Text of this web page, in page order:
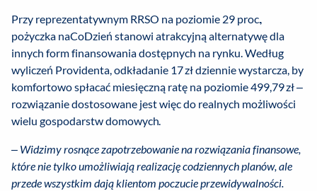
Przy reprezentatywnym RRSO na poziomie 29 proc.,
pożyczka naCoDzień stanowi atrakcyjną alternatywę dla
innych form finansowania dostępnych na rynku. Według
wyliczeń Providenta, odkładanie 17 zł dziennie wystarcza, by
komfortowo spłacać miesięczną ratę na poziomie 499,79 zł –
rozwiązanie dostosowane jest więc do realnych możliwości
wielu gospodarstw domowych.
– Widzimy rosnące zapotrzebowanie na rozwiązania finansowe,
które nie tylko umożliwiają realizację codziennych planów, ale
przede wszystkim dają klientom poczucie przewidywalności.